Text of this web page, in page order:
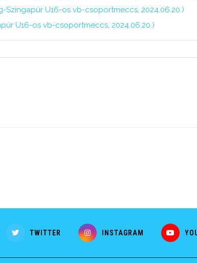
U16-os vb-csoportmeccs, 2024.06.20.)
U16-os vb-csoportmeccs, 2024.06.20.)
TWITTER INSTAGRAM